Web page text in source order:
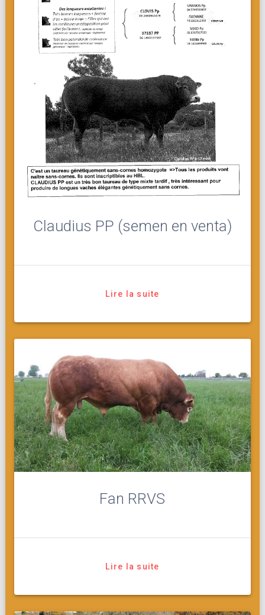
Claudius PP (semen en venta)
Lire la suite
Fan RRVS
Lire la suite